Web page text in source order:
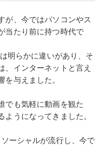
が、今ではパソコンやス
当たり前に持つ時代で
明らかに違いがあり、そ
、インターネットと言え
を与えました。
でも気軽に動画を観た
ようになってきました。
ーシャルが流行し、今で